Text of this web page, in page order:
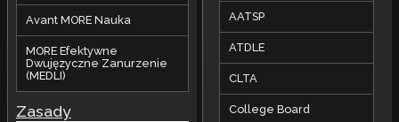
Avant MORE Nauka
MORE Efektywne
Dwujęzyczne Zanurzenie
(MEDLI)
Zasady
AATSP
ATDLE
CLTA
College Board